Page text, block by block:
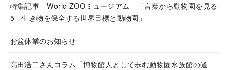
特集記事 World ZOOミュージアム 「言葉から動物園を見る
5 生き物を保全する世界目標と動物園」
お盆休業のお知らせ
高田浩二さんコラム「博物館人として歩む動物園水族館の道